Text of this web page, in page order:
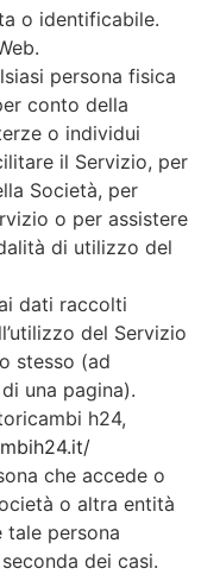
o identificabile.
persona fisica
conto della
o individui
il Servizio, per
Società, per
o per assistere
di utilizzo del
dati raccolti
del Servizio
stesso (ad
una pagina).
h24,
che accede o
o altra entità
persona
dei casi.